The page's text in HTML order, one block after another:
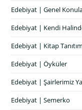
Edebiyat | Genel
Edebiyat | Kendi
Edebiyat | Kitap
Edebiyat | Öyküler
Edebiyat | Şairlerimiz
Edebiyat | Semerko